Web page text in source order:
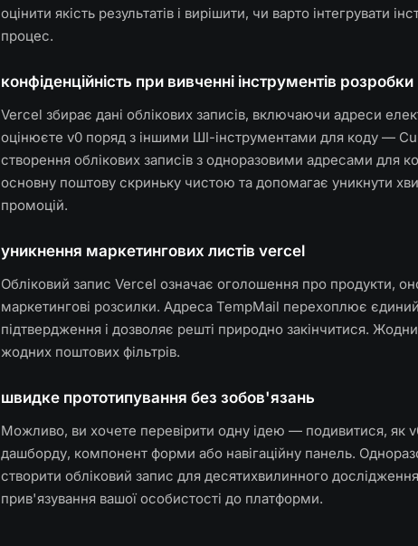
оцінити якість результатів і вирішити, чи варто інтегрувати
процес.
конфіденційність при вивченні інструментів розробки
Vercel збирає дані облікових записів, включаючи адреси
оцінюєте v0 поряд з іншими ШІ-інструментами для коду —
створення облікових записів з одноразовими адресами для
основну поштову скриньку чистою та допомагає уникнути
промоцій.
уникнення маркетингових листів vercel
Обліковий запис Vercel означає оголошення про продукти,
маркетингові розсилки. Адреса TempMail перехоплює
підтвердження і дозволяє решті природно закінчитися.
жодних поштових фільтрів.
швидке прототипування без зобов'язань
Можливо, ви хочете перевірити одну ідею — подивитися, як
дашборду, компонент форми або навігаційну панель.
створити обліковий запис для десятихвилинного
прив'язування вашої особистості до платформи.